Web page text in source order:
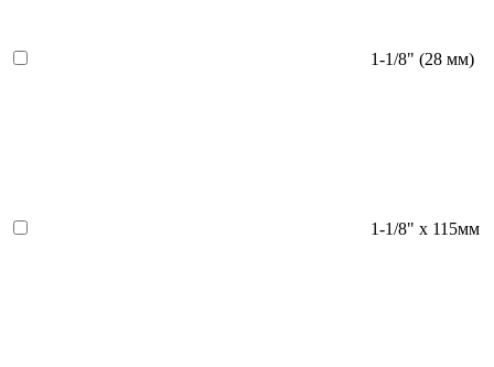
1-1/8" (28 мм)
1-1/8" х 115мм